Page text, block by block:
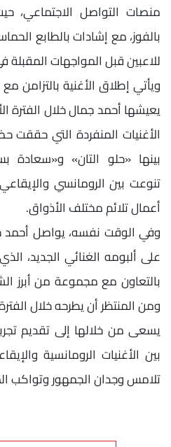
منصات التواصل الاجتماعي،
بالفوز، مع إشادات بالطابع
للاعبين قبل المواجهات المقبلة
ويأتي إطلاق الأغنية بالتزامن
يعيشها أحمد جمال خلال الفترة
الأغنيات المنفردة التي حققت
بينها «حلو التان» و«سعادة
تنوعت بين الرومانسي
أعمال تلائم مختلف الأذواق.
وفي الوقت نفسه، يواصل أحمد
على ألبومه الغنائي الجديد،
بالتعاون مع مجموعة من أبرز
ومن المنتظر أن يطرحه خلال
يسعى من خلالها إلى تقديم
بين الأغنيات الرومانسية
تلامس وجدان الجمهور وتواكب